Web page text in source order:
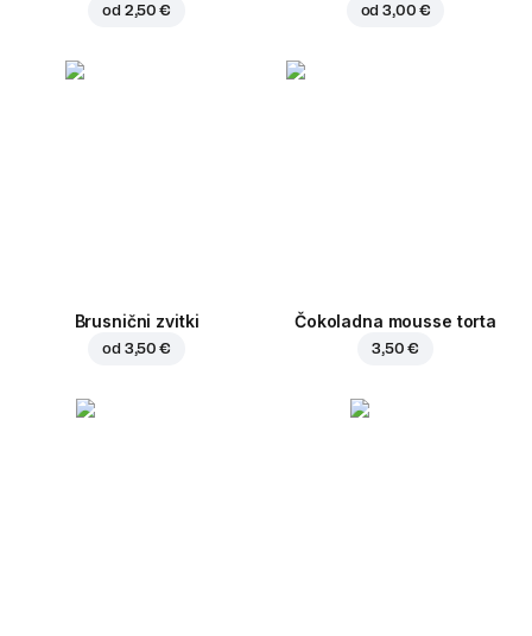
od 2,50 € od3,00 €
Brusnični zvitki
od 3,50 €
Čokoladna mousse torta
3,50 €